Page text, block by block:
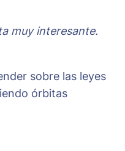
muy interesante.
sobre las leyes
órbitas